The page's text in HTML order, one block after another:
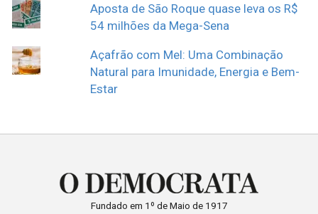
Aposta de São Roque quase leva os R$
54 milhões da Mega-Sena
Açafrão com Mel: Uma Combinação
Natural para Imunidade, Energia e Bem-
Estar
Fundado em 1º de Maio de 1917